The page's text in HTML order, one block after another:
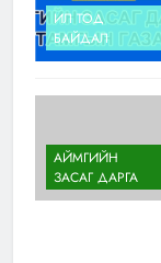
ИЛ ТОД
БАЙДАЛ
АЙМГИЙН
ЗАСАГ ДАРГА